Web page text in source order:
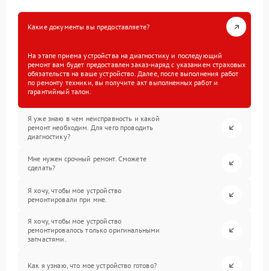
Какие документы вы предоставляете?
На этапе приема устройства на диагностику и последующий
ремонт вам будет предоставлен заказ-наряд с указанием страховых
обязательств на ваше устройство. Далее, после выполнения работ
по ремонту техники, вы получите акт выполненных работ и
гарантийный талон.
Я уже знаю в чем неисправность и какой
ремонт необходим. Для чего проводить
диагностику?
Мне нужен срочный ремонт. Сможете
сделать?
Я хочу, чтобы мое устройство
ремонтировали при мне.
Я хочу, чтобы мое устройство
ремонтировалось только оригинальными
запчастями.
Как я узнаю, что мое устройство готово?